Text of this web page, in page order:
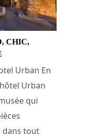
CHIC,
Urban En
Urban
qui
dans tout